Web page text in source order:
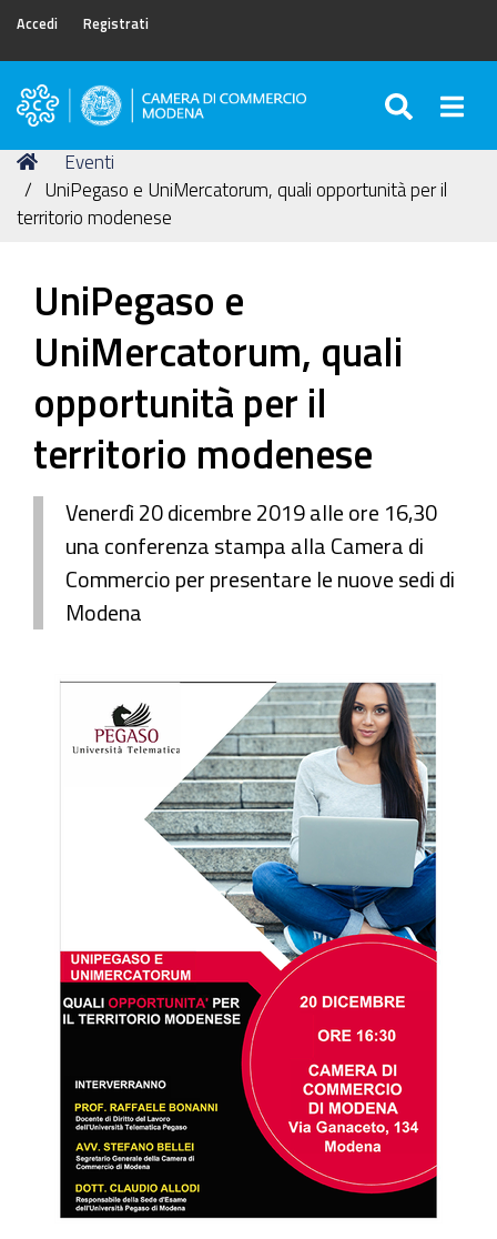
Accedi Registrati
Camera
Commercio
di
Modena
Tu
sei
qui:
Home
Eventi
UniPegaso e UniMercatorum, quali opportunità per il
territorio modenese
UniPegaso e
UniMercatorum, quali
opportunità per il
territorio modenese
Venerdì 20 dicembre 2019 alle ore 16,30
una conferenza stampa alla Camera di
Commercio per presentare le nuove sedi di
Modena